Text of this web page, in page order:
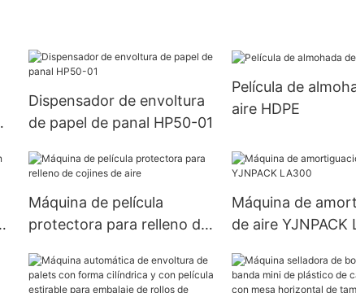
Dispensador de envoltura
de papel de panal HP50-01
Película de
aire HDPE
Máquina de película
protectora para relleno de
Máquina de
de aire YJNPACK